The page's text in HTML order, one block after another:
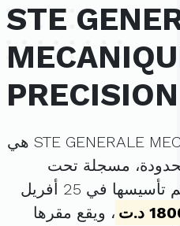
STE
PRECISION
STE GENERALE MECANIQUE DE PRECISION هي
مسجلة تحت
. تم تأسيسها في 25 أفريل
د.ت
، ويقع مقرها